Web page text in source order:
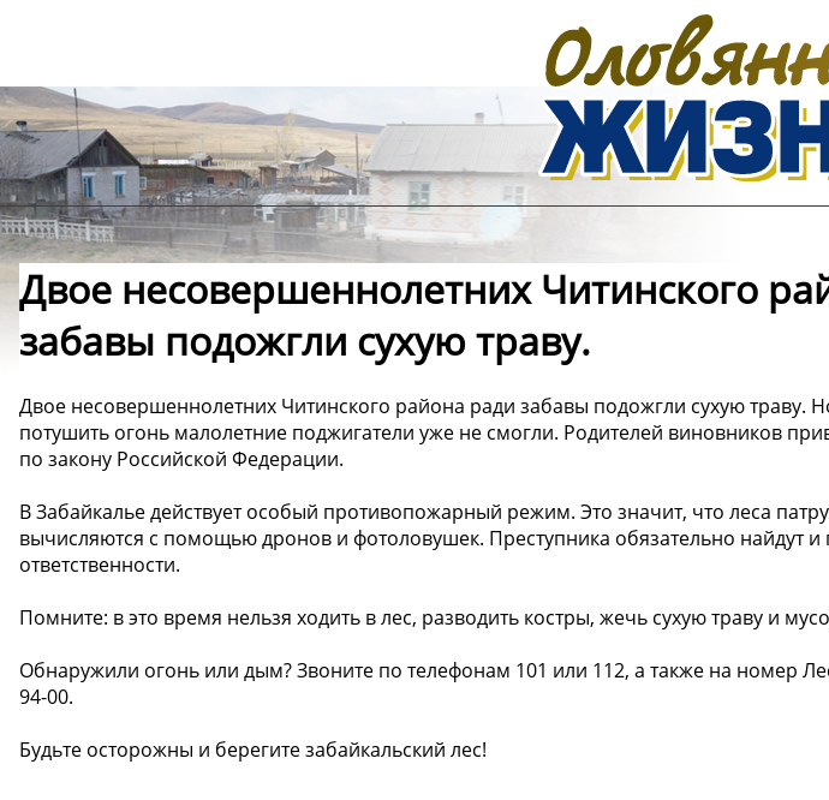
Двое несовершеннолетних Читинского
забавы подожгли сухую траву.
Двое несовершеннолетних Читинского района ради забавы подожгли сухую траву.
потушить огонь малолетние поджигатели уже не смогли. Родителей виновников
по закону Российской Федерации.
В Забайкалье действует особый противопожарный режим. Это значит, что леса
вычисляются с помощью дронов и фотоловушек. Преступника обязательно найдут и
ответственности.
Помните: в это время нельзя ходить в лес, разводить костры, жечь сухую траву и
Обнаружили огонь или дым? Звоните по телефонам 101 или 112, а также на номер
94-00.
Будьте осторожны и берегите забайкальский лес!